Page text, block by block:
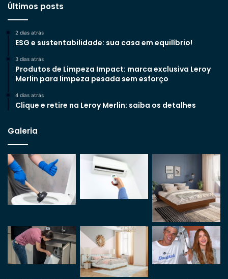
Últimos posts
2 dias atrás
ESG e sustentabilidade: sua casa em equilíbrio!
3 dias atrás
Produtos de Limpeza Impact: marca exclusiva Leroy
Merlin para limpeza pesada sem esforço
4 dias atrás
Clique e retire na Leroy Merlin: saiba os detalhes
Galeria